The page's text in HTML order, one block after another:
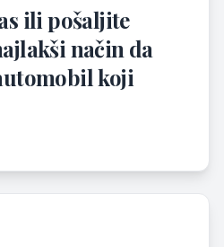
ili pošaljite
način da
koji